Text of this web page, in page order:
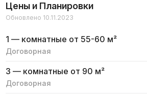
Цены и Планировки
Обновлено 10.11.2023
1 — комнатные от 55-60 м²
Договорная
3 — комнатные от 90 м²
Договорная